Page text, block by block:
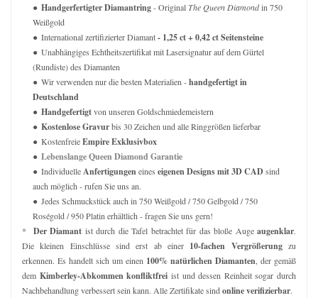
Handgerfertigter Diamantring- OriginalThe Queen Diamondin 750
Weißgold
International zertifizierter Diamant- 1,25 ct + 0,42 ct Seitensteine
Unabhängiges Echtheitszertifikat mit Lasersignatur auf dem Gürtel
(Rundiste) des Diamanten
Wir verwenden nur die besten Materialien -handgefertigt in
Deutschland
Handgefertigtvon unseren Goldschmiedemeistern
Kostenlose Gravurbis 30 Zeichen und alle Ringgrößen lieferbar
KostenfreieEmpire Exklusivbox
Lebenslange Queen Diamond Garantie
IndividuelleAnfertigungeneines eigenen Designs mit 3D CADsind
auch möglich - rufen Sie uns an.
Jedes Schmuckstück auch in 750 Weißgold / 750 Gelbgold / 750
Roségold / 950 Platin erhältlich - fragen Sie uns gern!
* Der Diamant ist durch die Tafel betrachtet für das bloße Augeaugenklar.
Die kleinen Einschlüsse sind erst ab einer 10-fachen Vergrößerungzu
erkennen. Es handelt sich um einen 100% natürlichen Diamanten , der gemäß
dem Kimberley-Abkommen konfliktfrei ist und dessen Reinheit sogar durch
Nachbehandlung verbessert sein kann. Alle Zertifikate sindonline verifizierbar.